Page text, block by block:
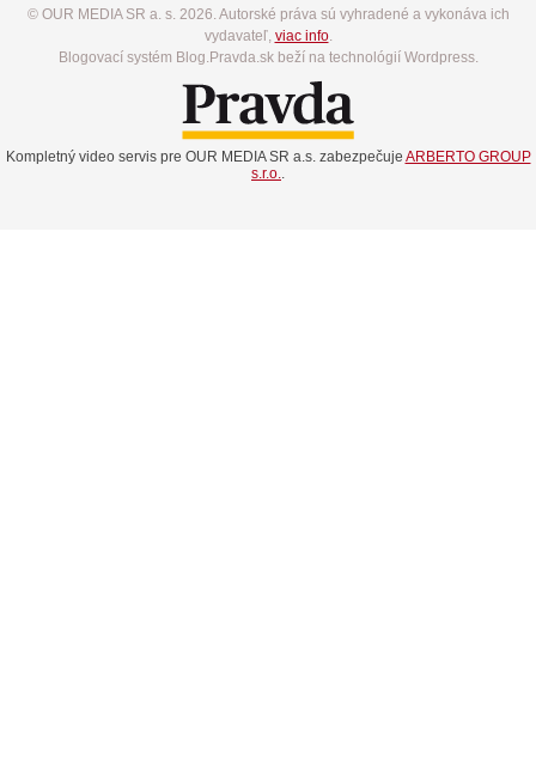
© OUR MEDIA SR a. s. 2026. Autorské práva sú vyhradené a vykonáva ich
vydavateľ, viac info.
Blogovací systém Blog.Pravda.sk beží na technológií Wordpress.
Kompletný video servis pre OUR MEDIA SR a.s. zabezpečuje ARBERTO GROUP
s.r.o..